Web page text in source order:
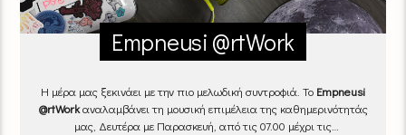
Empneusi @rtWork
Η μέρα μας ξεκινάει με την πιο μελωδική συντροφιά. Το Empneusi
@rtWorkαναλαμβάνει τη μουσική επιμέλεια της καθημερινότητάς
μας, Δευτέρα με Παρασκευή, από τις 07.00 μέχρι τις